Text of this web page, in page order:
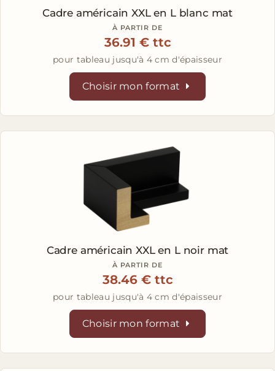
Cadre américain XXL en L blanc mat
À PARTIR DE
36.91 € ttc
pour tableau jusqu'à 4 cm d'épaisseur
Choisir mon format
Cadre américain XXL en L noir mat
À PARTIR DE
38.46 € ttc
pour tableau jusqu'à 4 cm d'épaisseur
Choisir mon format